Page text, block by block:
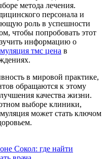
метода лечения.
персонала и
роль в успешности
чтобы попробовать этот
информацию о
тмс цена в
в мировой практике,
обращаются к этому
качества жизни.
выборе клиники,
может стать ключом
Сокол: где найти